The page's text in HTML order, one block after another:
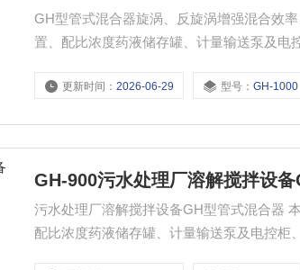
GH型管式混合器旋涡、反旋涡增强混合效率 本设备为一体化装置。主要有搅拌机、溶液罐、二级过滤
置、配比浓度药液储存罐、计量输送泵及电
更新时间：2026-06-29 型号：GH-1000
GH-900污水处理厂溶解搅拌设
污水处理厂溶解搅拌设备GH型管式混合器 本设备为一体化装置。主要有搅拌机、溶液罐、二级过滤装置、
配比浓度药液储存罐、计量输送泵及电控柜